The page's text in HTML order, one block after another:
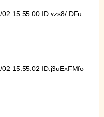
02 15:55:00 ID:vzs8/.DFu
02 15:55:02 ID:j3uExFMfo